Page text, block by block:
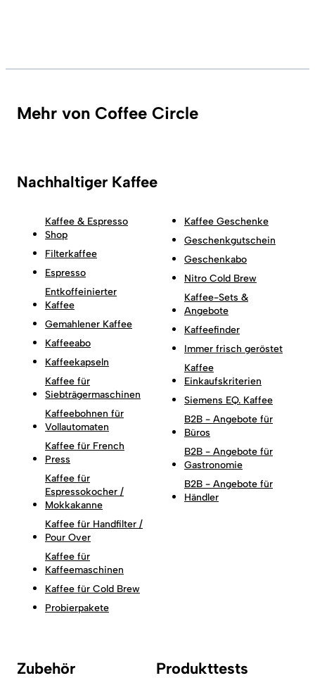
Mehr von Coffee Circle
Nachhaltiger Kaffee
Kaffee & Espresso
Shop
Filterkaffee
Espresso
Entkoffeinierter
Kaffee
Gemahlener Kaffee
Kaffeeabo
Kaffeekapseln
Kaffee für
Siebträgermaschinen
Kaffeebohnen für
Vollautomaten
Kaffee für French
Press
Kaffee für
Espressokocher /
Mokkakanne
Kaffee für Handfilter /
Pour Over
Kaffee für
Kaffeemaschinen
Kaffee für Cold Brew
Probierpakete
Kaffee Geschenke
Geschenkgutschein
Geschenkabo
Nitro Cold Brew
Kaffee-Sets &
Angebote
Kaffeefinder
Immer frisch geröstet
Kaffee
Einkaufskriterien
Siemens EQ. Kaffee
B2B - Angebote für
Büros
B2B - Angebote für
Gastronomie
B2B - Angebote für
Händler
Zubehör Produkttests